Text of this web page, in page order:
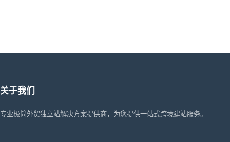
关于我们
专业极简外贸独立站解决方案提供商，为您提供一站式跨境建站服务。